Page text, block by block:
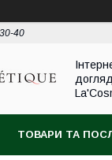
40
ТОВАРИ ТА